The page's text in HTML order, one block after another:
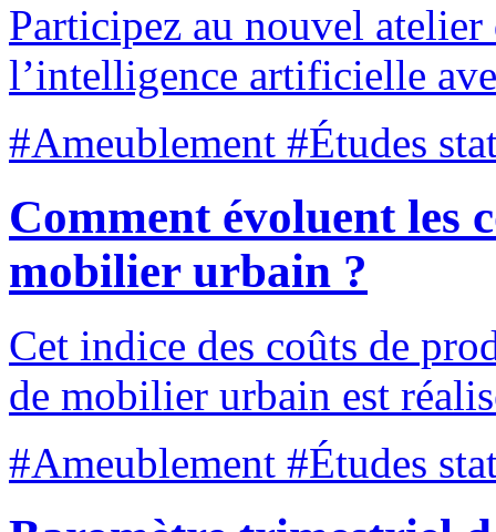
Participez au nouvel
l’intelligence artificielle
#Ameublement #Études
Comment évoluent les
mobilier urbain ?
Cet indice des coûts de
de mobilier urbain est
#Ameublement #Études